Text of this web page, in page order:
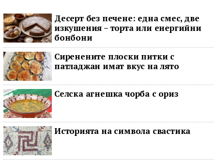
Десерт без печене: една смес, две
изкушения – торта или енергийни
бонбони
Сиренените плоски питки с
патладжан имат вкус на лято
Селска агнешка чорба с ориз
Историята на символа свастика